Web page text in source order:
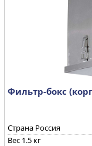
Фильтр-бокс
Страна Россия
Вес 1.5 кг